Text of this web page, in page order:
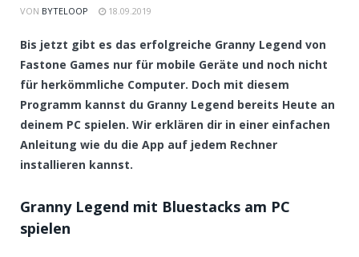
VON BYTELOOP 18.09.2019
Bis jetzt gibt es das erfolgreiche Granny Legend von
Fastone Games nur für mobile Geräte und noch nicht
für herkömmliche Computer. Doch mit diesem
Programm kannst du Granny Legend bereits Heute an
deinem PC spielen. Wir erklären dir in einer einfachen
Anleitung wie du die App auf jedem Rechner
installieren kannst.
Granny Legend mit Bluestacks am PC
spielen